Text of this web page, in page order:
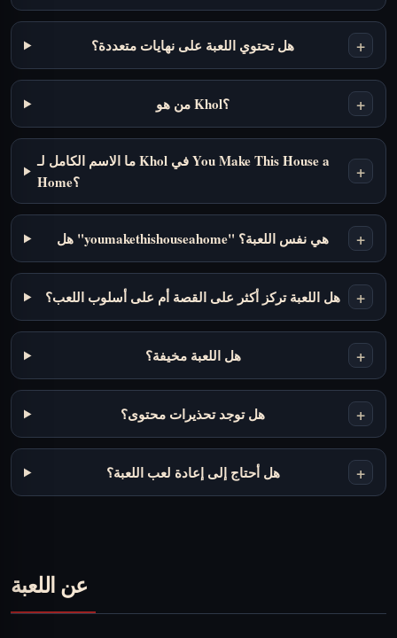
هل تحتوي اللعبة على نهايات متعددة؟ +
من هو Khol؟ +
ما الاسم الكامل لـ Khol في You Make This House a
Home؟
+
هل "youmakethishouseahome" هي نفس اللعبة؟ +
هل اللعبة تركز أكثر على القصة أم على أسلوب اللعب؟ +
هل اللعبة مخيفة؟ +
هل توجد تحذيرات محتوى؟ +
هل أحتاج إلى إعادة لعب اللعبة؟ +
عن اللعبة